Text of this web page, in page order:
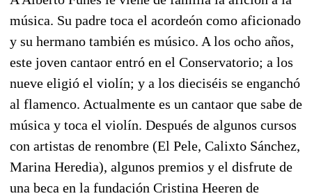
música. Su padre toca el acordeón como aficionado
y su hermano también es músico. A los ocho años,
este joven cantaor entró en el Conservatorio; a los
nueve eligió el violín; y a los dieciséis se enganchó
al flamenco. Actualmente es un cantaor que sabe de
música y toca el violín. Después de algunos cursos
con artistas de renombre (El Pele, Calixto Sánchez,
Marina Heredia), algunos premios y el disfrute de
una beca en la fundación Cristina Heeren de